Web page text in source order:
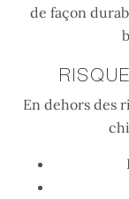
de façon
En dehors des